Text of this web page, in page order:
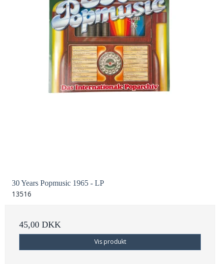
30 Years Popmusic 1965 - LP
13516
45,00 DKK
Vis produkt